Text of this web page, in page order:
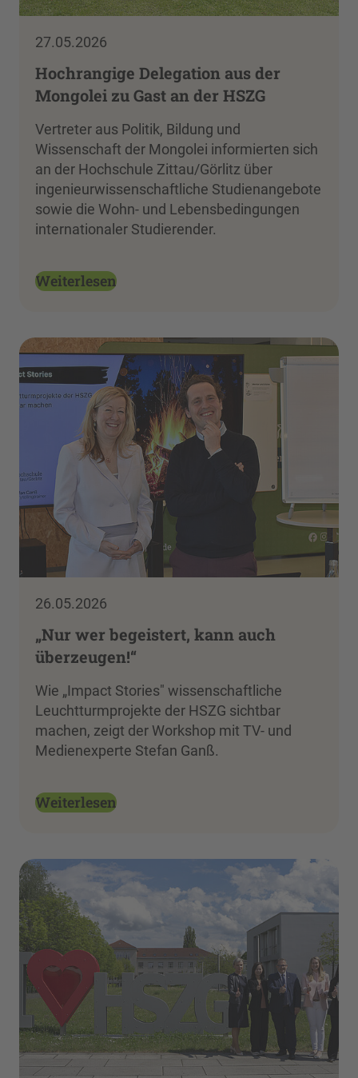
27.05.2026
Hochrangige Delegation aus der
Mongolei zu Gast an der HSZG
Vertreter aus Politik, Bildung und
Wissenschaft der Mongolei informierten sich
an der Hochschule Zittau/Görlitz über
ingenieurwissenschaftliche Studienangebote
sowie die Wohn- und Lebensbedingungen
internationaler Studierender.
Weiterlesen
26.05.2026
„Nur wer begeistert, kann auch
überzeugen!“
Wie „Impact Stories" wissenschaftliche
Leuchtturmprojekte der HSZG sichtbar
machen, zeigt der Workshop mit TV- und
Medienexperte Stefan Ganß.
Weiterlesen